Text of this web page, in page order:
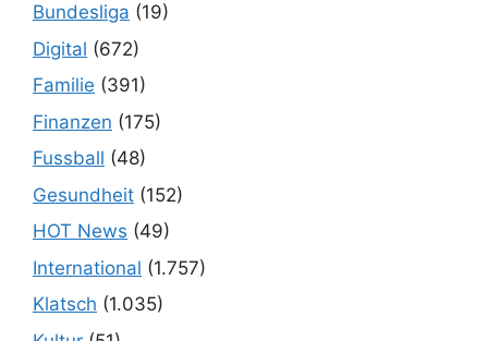
Bundesliga (19)
Digital (672)
Familie (391)
Finanzen (175)
Fussball (48)
Gesundheit (152)
HOT News (49)
International (1.757)
Klatsch (1.035)